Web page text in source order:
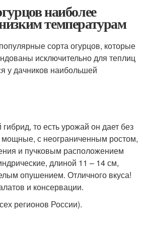
наиболее
температурам
сорта огурцов, которые
исключительно для теплиц
у дачников наибольшей
то есть урожай он дает без
с неограниченным ростом,
и пучковым расположением
длиной 11 – 14 см,
опушением. Отличного вкуса!
и консервации.
регионов России).